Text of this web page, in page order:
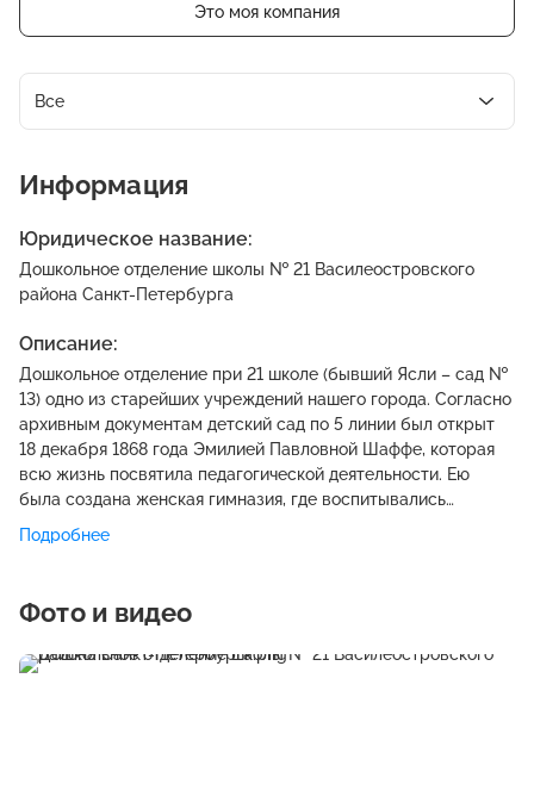
Это моя компания
Все
Информация
Юридическое название:
Дошкольное отделение школы № 21 Василеостровского
района Санкт-Петербурга
Описание:
Дошкольное отделение при 21 школе (бывший Ясли – сад №
13) одно из старейших учреждений нашего города. Согласно
архивным документам детский сад по 5 линии был открыт
18 декабря 1868 года Эмилией Павловной Шаффе, которая
всю жизнь посвятила педагогической деятельности. Ею
была создана женская гимназия, где воспитывались
девушки, готовившиеся стать учительницами. При гимназии
и был открыт детский сад, где будущие учительницы могли
детьми. Директор- Ачкасова Юлия Ивановна.
Подробнее
Фото и видео